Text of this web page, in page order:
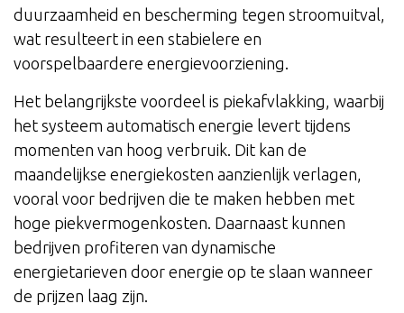
duurzaamheid en bescherming tegen stroomuitval,
wat resulteert in een stabielere en
voorspelbaardere energievoorziening.
Het belangrijkste voordeel is piekafvlakking, waarbij
het systeem automatisch energie levert tijdens
momenten van hoog verbruik. Dit kan de
maandelijkse energiekosten aanzienlijk verlagen,
vooral voor bedrijven die te maken hebben met
hoge piekvermogenkosten. Daarnaast kunnen
bedrijven profiteren van dynamische
energietarieven door energie op te slaan wanneer
de prijzen laag zijn.